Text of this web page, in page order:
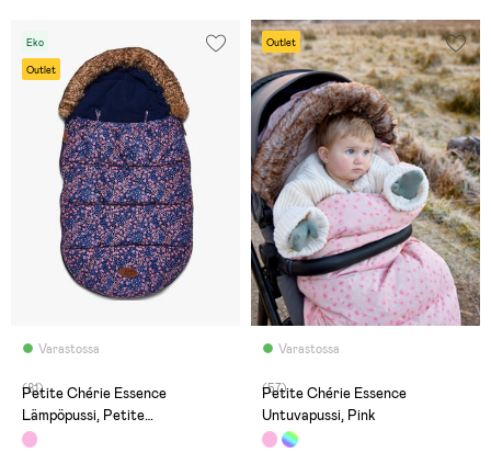
Eko
Outlet
Varastossa
(81)
Petite Chérie Essence
Lämpöpussi, Petite
Flowers/Medieval Blue
Outlet
Varastossa
(57)
Petite Chérie Essence
Untuvapussi, Pink